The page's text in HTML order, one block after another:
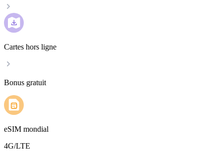
Cartes hors ligne
Bonus gratuit
eSIM mondial
4G/LTE